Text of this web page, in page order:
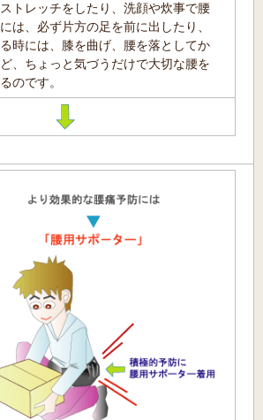
トレッチをしたり、洗顔や炊事で腰
は、必ず片方の足を前に出したり、
時には、膝を曲げ、腰を落としてか
、ちょっと気づうだけで大切な腰を
のです。